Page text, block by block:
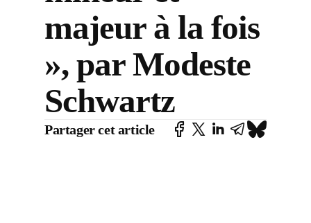
majeur à la fois
», par Modeste
Schwartz
Partager cet article